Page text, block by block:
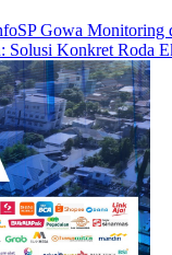
Gowa Monitoring
Solusi Konkret Roda